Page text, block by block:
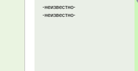
-неизвестно-
-неизвестно-